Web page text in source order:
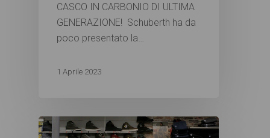
CASCO IN CARBONIO DI ULTIMA
GENERAZIONE! Schuberth ha da
poco presentato la…
1 Aprile 2023